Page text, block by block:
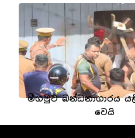
මීගමුව බන්ධනාගාරය
වෙයි